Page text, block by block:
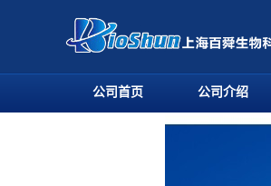
公司首页 公司介绍